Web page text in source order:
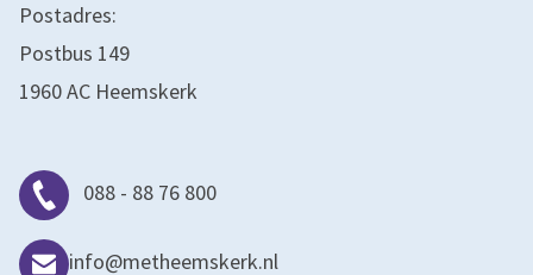
Postadres:
Postbus 149
1960 AC Heemskerk
088 - 88 76 800
info@metheemskerk.nl